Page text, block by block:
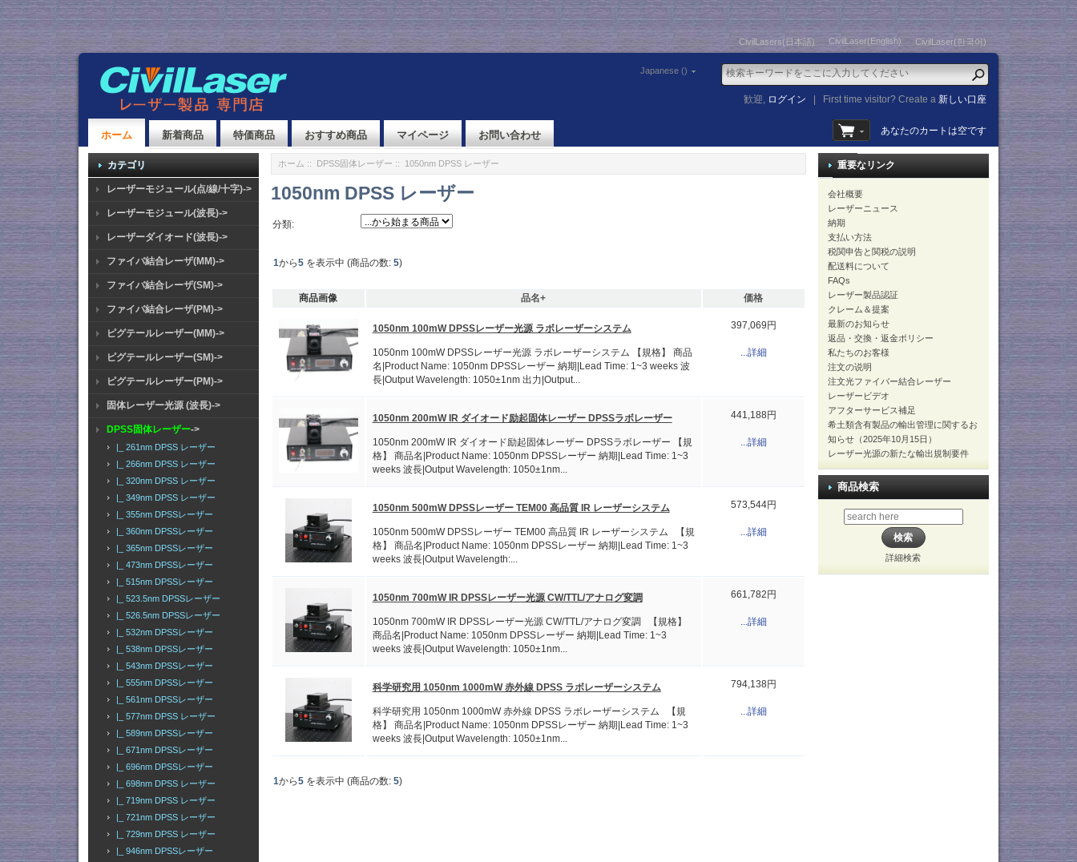
CivilLasers(日本語) CivilLaser(English) CivilLaser(한국어)
Japanese ()
歓迎, ログイン First time visitor? Create a新しい口座
ホーム 新着商品 特価商品 おすすめ商品 マイページ お問い合わせ あなたのカートは空です
カテゴリ
レーザーモジュール(点/線/十字)->
レーザーモジュール(波長)->
レーザーダイオード(波長)->
ファイバ結合レーザ(MM)->
ファイバ結合レーザ(SM)->
ファイバ結合レーザ(PM)->
ピグテールレーザー(MM)->
ピグテールレーザー(SM)->
ピグテールレーザー(PM)->
固体レーザー光源 (波長)->
DPSS固体レーザー->
|_ 261nm DPSS レーザー
|_ 266nm DPSS レーザー
|_ 320nm DPSS レーザー
|_ 349nm DPSS レーザー
|_ 355nm DPSSレーザー
|_ 360nm DPSSレーザー
|_ 365nm DPSSレーザー
|_ 473nm DPSSレーザー
|_ 515nm DPSSレーザー
|_ 523.5nm DPSSレーザー
|_ 526.5nm DPSSレーザー
|_ 532nm DPSSレーザー
|_ 538nm DPSSレーザー
|_ 543nm DPSSレーザー
|_ 555nm DPSSレーザー
|_ 561nm DPSSレーザー
|_ 577nm DPSS レーザー
|_ 589nm DPSSレーザー
|_ 671nm DPSSレーザー
|_ 696nm DPSSレーザー
|_ 698nm DPSS レーザー
|_ 719nm DPSS レーザー
|_ 721nm DPSS レーザー
|_ 729nm DPSS レーザー
|_ 946nm DPSSレーザー
ホーム :: DPSS固体レーザー :: 1050nm DPSS レーザー
1050nm DPSS レーザー
分類:
1から5を表示中 (商品の数: 5)
商品画像 品名+ 価格
1050nm 100mW DPSSレーザー光源 ラボレーザーシステム
1050nm 100mW DPSSレーザー光源 ラボレーザーシステム 【規格】 商品
名|Product Name: 1050nm DPSSレーザー 納期|Lead Time: 1~3 weeks 波
長|Output Wavelength: 1050±1nm 出力|Output...
397,069円
...詳細
1050nm 200mW IR ダイオード励起固体レーザー DPSSラボレーザー
1050nm 200mW IR ダイオード励起固体レーザー DPSSラボレーザー 【規
格】 商品名|Product Name: 1050nm DPSSレーザー 納期|Lead Time: 1~3
weeks 波長|Output Wavelength: 1050±1nm...
441,188円
...詳細
1050nm 500mW DPSSレーザー TEM00 高品質 IR レーザーシステム
1050nm 500mW DPSSレーザー TEM00 高品質 IR レーザーシステム 【規
格】 商品名|Product Name: 1050nm DPSSレーザー 納期|Lead Time: 1~3
weeks 波長|Output Wavelength:...
573,544円
...詳細
1050nm 700mW IR DPSSレーザー光源 CW/TTL/アナログ変調
1050nm 700mW IR DPSSレーザー光源 CW/TTL/アナログ変調 【規格】
商品名|Product Name: 1050nm DPSSレーザー 納期|Lead Time: 1~3
weeks 波長|Output Wavelength: 1050±1nm...
661,782円
...詳細
科学研究用 1050nm 1000mW 赤外線 DPSS ラボレーザーシステム
科学研究用 1050nm 1000mW 赤外線 DPSS ラボレーザーシステム 【規
格】 商品名|Product Name: 1050nm DPSSレーザー 納期|Lead Time: 1~3
weeks 波長|Output Wavelength: 1050±1nm...
794,138円
...詳細
1から5を表示中 (商品の数: 5)
重要なリンク
会社概要
レーザーニュース
納期
支払い方法
税関申告と関税の説明
配送料について
FAQs
レーザー製品認証
クレーム＆提案
最新のお知らせ
返品・交換・返金ポリシー
私たちのお客様
注文の说明
注文光ファイバー結合レーザー
レーザービデオ
アフターサービス補足
希土類含有製品の輸出管理に関するお
知らせ（2025年10月15日）
レーザー光源の新たな輸出規制要件
商品検索
詳細検索